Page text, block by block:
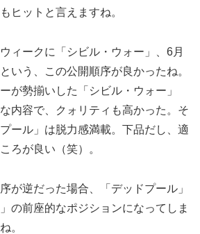
ヒットと言えますね。
ィークに「シビル・ウォー」、6月
いう、この公開順序が良かったね。
が勢揃いした「シビル・ウォー」
内容で、クォリティも高かった。そ
ール」は脱力感満載。下品だし、適
ろが良い（笑）。
逆だった場合、「デッドプール」
の前座的なポジションになってしま
。